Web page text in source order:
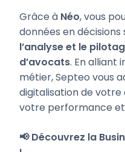
Grâce à Néo, vous
données en
l’analyse et le
d’avocats. En alliant
métier, Septeo vous
digitalisation de
votre performance
📢 Découvrez la